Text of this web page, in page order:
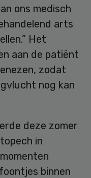
ons medisch
arts
Het
aan de patiënt
zodat
nog kan
deze zomer
in
binnen